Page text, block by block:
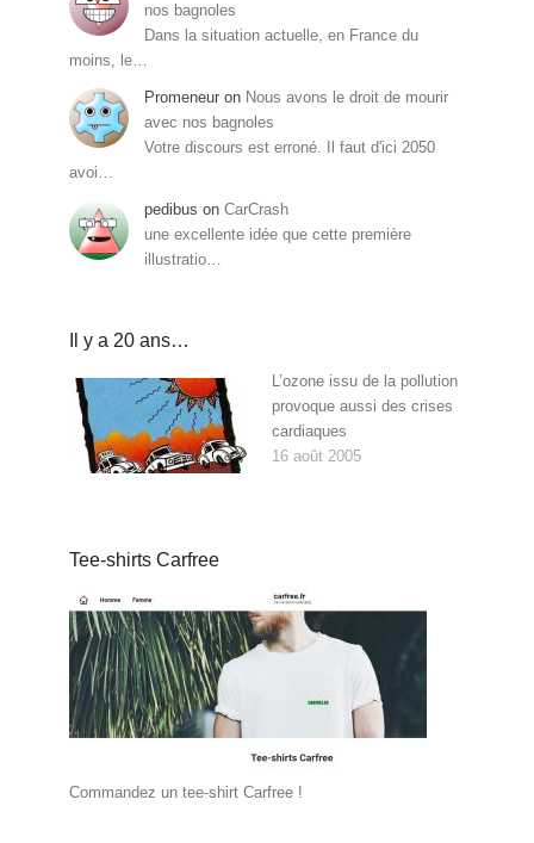
nos bagnoles
Dans la situation actuelle, en France du
moins, le…
Promeneur on Nous avons le droit de mourir
avec nos bagnoles
Votre discours est erroné. Il faut d'ici 2050
avoi…
pedibus on CarCrash
une excellente idée que cette première
illustratio…
Il y a 20 ans…
L’ozone issu de la pollution
provoque aussi des crises
cardiaques
16 août 2005
Tee-shirts Carfree
Commandez un tee-shirt Carfree !